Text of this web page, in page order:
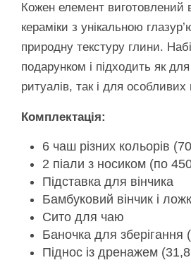
Кожен елемент виготовлений
кераміки з унікальною
природну текстуру глини.
подарунком і підходить як
ритуалів, так і для особливих
Комплектація:
6 чаш різних кольорів
2 піали з носиком (по
Підставка для вінчика
Бамбуковий вінчик і
Сито для чаю
Баночка для зберігання
Піднос із дренажем